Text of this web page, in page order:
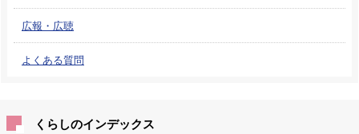
広報・広聴
よくある質問
くらしのインデックス